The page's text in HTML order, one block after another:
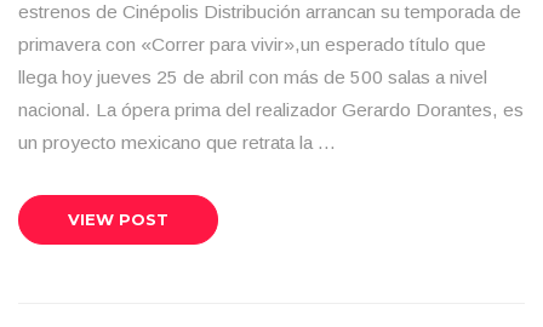
estrenos de Cinépolis Distribución arrancan su temporada de
primavera con «Correr para vivir»,un esperado título que
llega hoy jueves 25 de abril con más de 500 salas a nivel
nacional. La ópera prima del realizador Gerardo Dorantes, es
un proyecto mexicano que retrata la …
VIEW POST